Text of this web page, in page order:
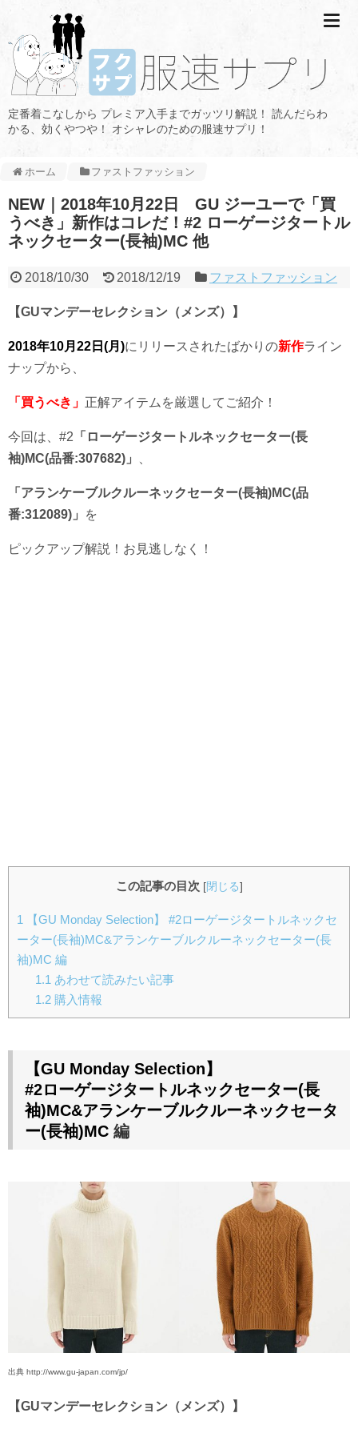
定番着こなしから プレミア入手までガッツリ解説！ 読んだらわ
かる、効くやつや！ オシャレのための服速サプリ！
ホーム ファストファッション
NEW｜2018年10月22日 GU ジーユーで「買
うべき」新作はコレだ！#2 ローゲージタートル
ネックセーター(長袖)MC 他
2018/10/30 2018/12/19 ファストファッション
【GUマンデーセレクション（メンズ）】
2018年10月22日(月)にリリースされたばかりの新作ライン
ナップから、
「買うべき」 正解アイテムを厳選してご紹介！
今回は、#2 「ローゲージタートルネックセーター(長
袖)MC(品番:307682)」
「アランケーブルクルーネックセーター(長袖)MC(品
番:312089)」
を
ピックアップ解説！お見逃しなく！
この記事の目次 [閉じる]
1
【GU Monday Selection】 #2ローゲージタートルネックセ
ーター(長袖)MC&アランケーブルクルーネックセーター(長
袖)MC 編
1.1 あわせて読みたい記事
1.2購入情報
【GU Monday Selection】
#2ローゲージタートルネックセーター(長
袖)MC&アランケーブルクルーネックセータ
ー(長袖)MC 編
出典 http://www.gu-japan.com/jp/
【GUマンデーセレクション（メンズ）】